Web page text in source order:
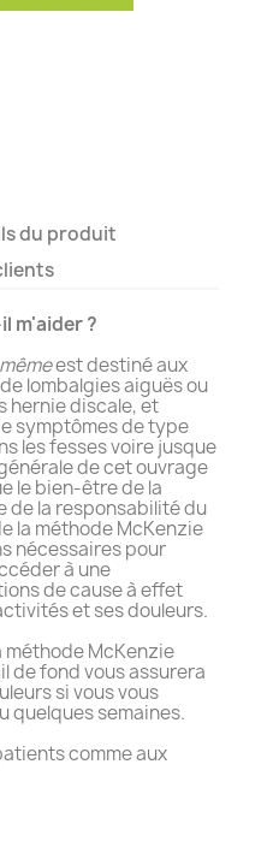
du produit
m'aider ?
est destiné aux
lombalgies aiguës ou
hernie discale, et
symptômes de type
les fesses voire jusque
de cet ouvrage
le bien-être de la
de la responsabilité du
la méthode McKenzie
nécessaires pour
à une
de cause à effet
et ses douleurs.
méthode McKenzie
de fond vous assurera
si vous vous
quelques semaines.
comme aux